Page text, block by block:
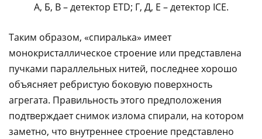
A, Б, В – детектор ETD; Г, Д, Е – детектор ICE.
Таким образом, «спиралька» имеет
монокристаллическое строение или представлена
пучками параллельных нитей, последнее хорошо
объясняет ребристую боковую поверхность
агрегата. Правильность этого предположения
подтверждает снимок излома спирали, на котором
заметно, что внутреннее строение представлено